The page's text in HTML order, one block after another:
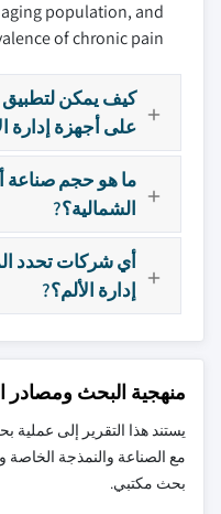
population, and
of chronic pain.
كيف يمكن لتطبيق
على أجهزة إدارة
ما هو حجم صناعة
الشمالية؟?
أي شركات تحدد
إدارة الألم؟?
منهجية البحث ومصادر
يستند هذا التقرير إلى
مع الصناعة والنمذجة الخاصة
بحث مكتبي.